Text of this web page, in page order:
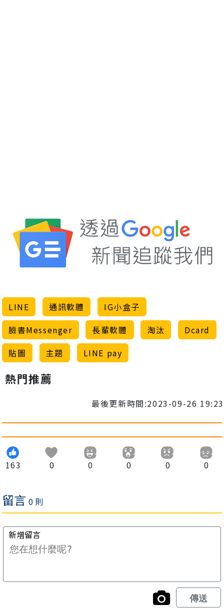
LINE 通訊軟體
IG小盒子
臉書Messenger
長輩軟體 淘汰
Dcard
貼圖
主題 LINE pay
熱門推薦
最後更新時間:2023-09-26 19:23
163 0 0 0 0 0